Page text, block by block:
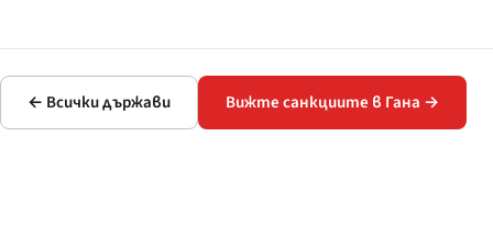
← Всички държави Вижте санкциите в Гана →